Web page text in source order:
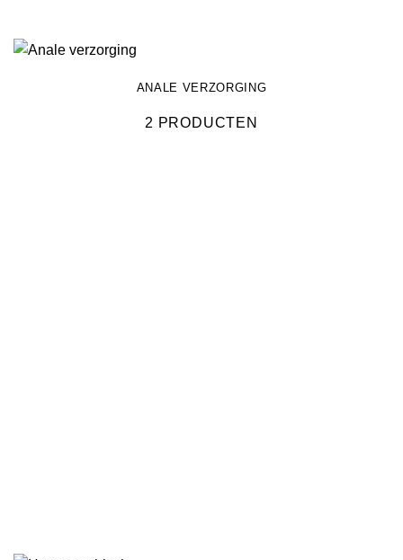
ANALE VERZORGING
2 PRODUCTEN